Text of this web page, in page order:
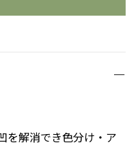
を解消でき色分け・ア